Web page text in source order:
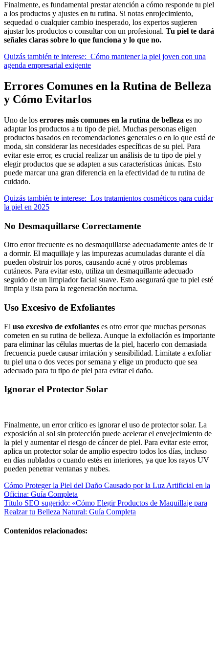
Finalmente, es fundamental prestar atención a cómo responde tu piel
a los productos y ajustes en tu rutina. Si notas enrojecimiento,
sequedad o cualquier cambio inesperado, los expertos sugieren
ajustar los productos o consultar con un profesional. Tu piel te dará
señales claras sobre lo que funciona y lo que no.
Quizás también te interese: Cómo mantener la piel joven con una
agenda empresarial exigente
Errores Comunes en la Rutina de Belleza
y Cómo Evitarlos
Uno de los errores más comunes en la rutina de belleza es no
adaptar los productos a tu tipo de piel. Muchas personas eligen
productos basados en recomendaciones generales o en lo que está de
moda, sin considerar las necesidades específicas de su piel. Para
evitar este error, es crucial realizar un análisis de tu tipo de piel y
elegir productos que se adapten a sus características únicas. Esto
puede marcar una gran diferencia en la efectividad de tu rutina de
cuidado.
Quizás también te interese: Los tratamientos cosméticos para cuidar
la piel en 2025
No Desmaquillarse Correctamente
Otro error frecuente es no desmaquillarse adecuadamente antes de ir
a dormir. El maquillaje y las impurezas acumuladas durante el día
pueden obstruir los poros, causando acné y otros problemas
cutáneos. Para evitar esto, utiliza un desmaquillante adecuado
seguido de un limpiador facial suave. Esto asegurará que tu piel esté
limpia y lista para la regeneración nocturna.
Uso Excesivo de Exfoliantes
El uso excesivo de exfoliantes es otro error que muchas personas
cometen en su rutina de belleza. Aunque la exfoliación es importante
para eliminar las células muertas de la piel, hacerlo con demasiada
frecuencia puede causar irritación y sensibilidad. Limítate a exfoliar
tu piel una o dos veces por semana y elige un producto que sea
adecuado para tu tipo de piel para evitar el daño.
Ignorar el Protector Solar
Finalmente, un error crítico es ignorar el uso de protector solar. La
exposición al sol sin protección puede acelerar el envejecimiento de
la piel y aumentar el riesgo de cáncer de piel. Para evitar este error,
aplica un protector solar de amplio espectro todos los días, incluso
en días nublados o cuando estés en interiores, ya que los rayos UV
pueden penetrar ventanas y nubes.
Navegación
de
entradas
Cómo Proteger la Piel del Daño Causado por la Luz Artificial en la
Oficina: Guía Completa
Título SEO sugerido: «Cómo Elegir Productos de Maquillaje para
Realzar tu Belleza Natural: Guía Completa
Contenidos relacionados: